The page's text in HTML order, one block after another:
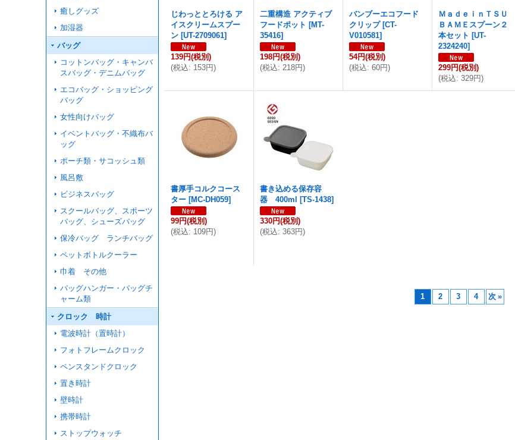
癒しグッズ
加湿器
バッグ
コットンバッグ・キャンバ
スバッグ・デニムバッグ
エコバッグ・ショッピング
バッグ
女性向けバッグ
イベントバッグ・不織布バ
ッグ
ポーチ類・サコッシュ類
風呂敷
ビジネスバッグ
スクールバッグ、スポーツ
バッグ、シューズバッグ
保冷バッグ ランチバッグ
ペットボトルクーラー
巾着 その他
バッグハンガー・バッグチ
ャーム類
クロック 時計
電波時計（置時計）
フォトフレームクロック
ペンスタンドクロック
置き時計
壁時計
携帯時計
ストップウォッチ
じわっととろける ア
イスクリームスプー
ン [UT-2709061]
139円(税別)
(税込: 153円)
二重構造 アクティブ
フードポット [MT-
35416]
198円(税別)
(税込: 218円)
バンブーエコフード
クリップ [CT-
V010581]
54円(税別)
(税込: 60円)
ＭａｄｅｉｎＴＳＵ
ＢＡＭＥスプーン２
本セット [UT-
2324240]
299円(税別)
(税込: 329円)
書厚手コルクコース
ター [MC-DH059]
99円(税別)
(税込: 109円)
書き込める保存容
器 400ml
[TS-1438]
330円(税別)
(税込: 363円)
1 2 3 4 次 »